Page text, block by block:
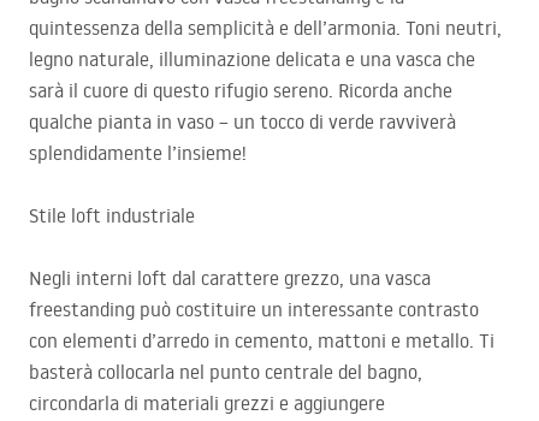
quintessenza della semplicità e dell’armonia. Toni neutri,
legno naturale, illuminazione delicata e una vasca che
sarà il cuore di questo rifugio sereno. Ricorda anche
qualche pianta in vaso – un tocco di verde ravviverà
splendidamente l’insieme!
Stile loft industriale
Negli interni loft dal carattere grezzo, una vasca
freestanding può costituire un interessante contrasto
con elementi d’arredo in cemento, mattoni e metallo. Ti
basterà collocarla nel punto centrale del bagno,
circondarla di materiali grezzi e aggiungere